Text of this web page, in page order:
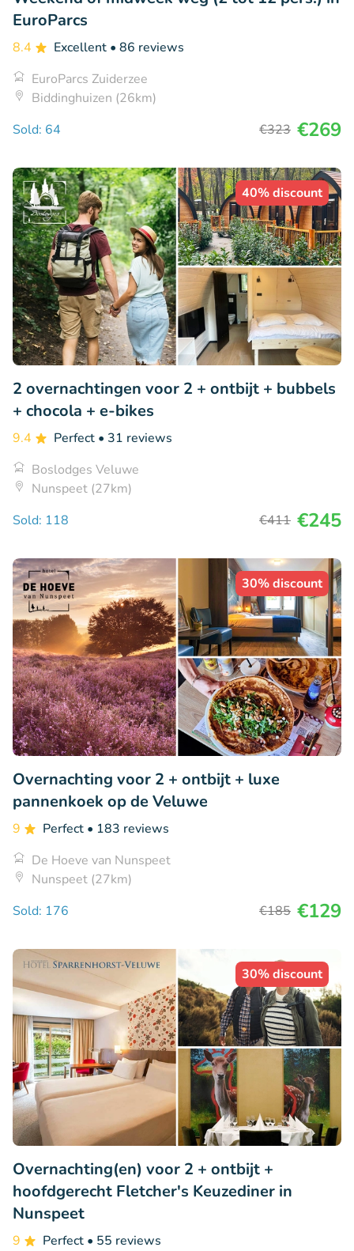
EuroParcs
8.4 Excellent • 86 reviews
EuroParcs Zuiderzee
Biddinghuizen (26km)
Sold: 64
€323 €269
40% discount
2 overnachtingen voor 2 + ontbijt + bubbels
+ chocola + e-bikes
9.4 Perfect • 31 reviews
Boslodges Veluwe
Nunspeet (27km)
Sold: 118
€411 €245
30% discount
Overnachting voor 2 + ontbijt + luxe
pannenkoek op de Veluwe
9 Perfect • 183 reviews
De Hoeve van Nunspeet
Nunspeet (27km)
Sold: 176
€185 €129
30% discount
Overnachting(en) voor 2 + ontbijt +
hoofdgerecht Fletcher's Keuzediner in
Nunspeet
9 Perfect • 55 reviews